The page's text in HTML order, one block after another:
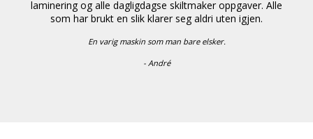
laminering og alle dagligdagse skiltmaker oppgaver. Alle
som har brukt en slik klarer seg aldri uten igjen.
En varig maskin som man bare elsker.
- André